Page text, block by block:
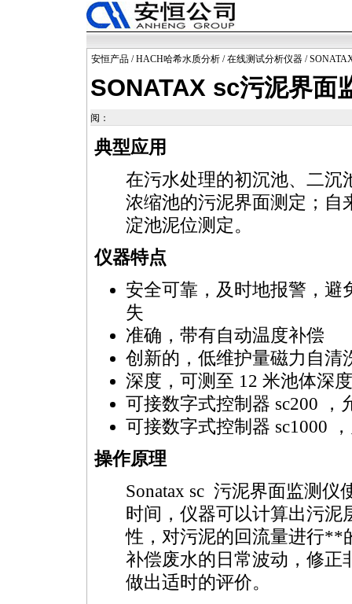
安恒产品 /HACH哈希水质分析 /在线测试分析仪器 /
SONATAX sc污泥界面
阅：
典型应用
在污水处理的初沉池、二沉
浓缩池的污泥界面测定；自
淀池泥位测定。
仪器特点
安全可靠，及时地报警，避
失
准确，带有自动温度补偿
创新的，低维护量磁力自清
深度，可测至 12 米池体深度
可接数字式控制器 sc200
可接数字式控制器 sc1000
操作原理
Sonatax sc 污泥界面监测
时间，仪器可以计算出污泥
性，对污泥的回流量进行**
补偿废水的日常波动，修正
做出适时的评价。